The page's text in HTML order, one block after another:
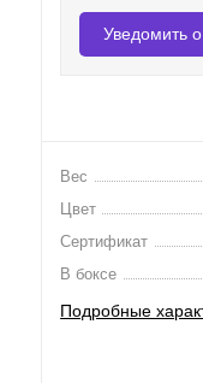
Уведомить
Вес
Цвет
Сертификат
В боксе
Подробные